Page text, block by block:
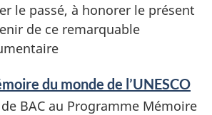
le passé, à honorer le présent
de ce remarquable
du monde de l’UNESCO
BAC au Programme Mémoire